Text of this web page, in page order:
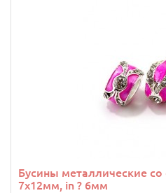
Бусины металлические со
7х12мм, in ? 6мм